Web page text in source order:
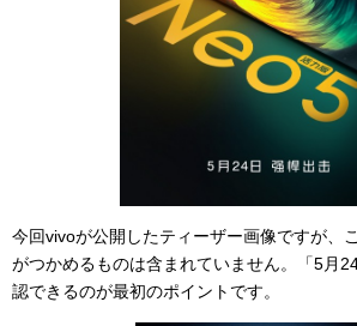
今回vivoが公開したティーザー画像ですが、
がつかめるものは含まれていません。「5月
認できるのが最初のポイントです。